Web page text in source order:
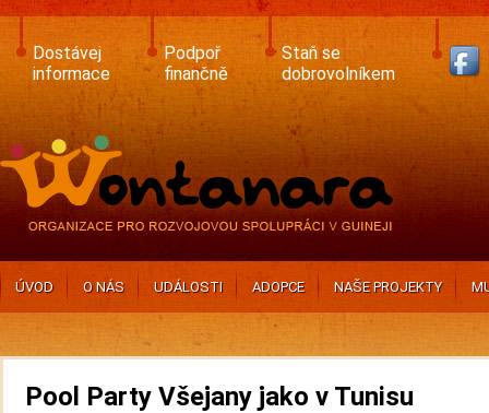
Skip
main
content
Dostávej
informace
Podpoř
finančně
Staň se
dobrovolníkem
ÚVOD O NÁS UDÁLOSTI ADOPCE NAŠE PROJEKTY
Pool Party Všejany jako v Tunisu